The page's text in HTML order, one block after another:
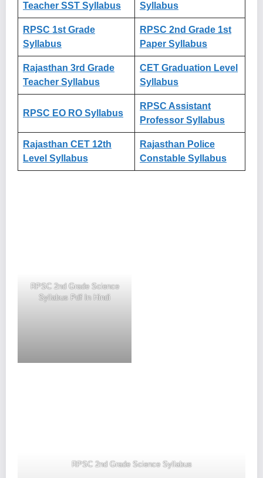
Teacher SST Syllabus
Syllabus
RPSC 1st Grade
Syllabus
RPSC 2nd Grade 1st
Paper Syllabus
Rajasthan 3rd Grade
Teacher Syllabus
CET Graduation Level
Syllabus
RPSC EO RO Syllabus
RPSC Assistant
Professor Syllabus
Rajasthan CET 12th
Level Syllabus
Rajasthan Police
Constable Syllabus
RPSC 2nd Grade Science
Syllabus Pdf In Hindi
RPSC 2nd Grade Science Syllabus